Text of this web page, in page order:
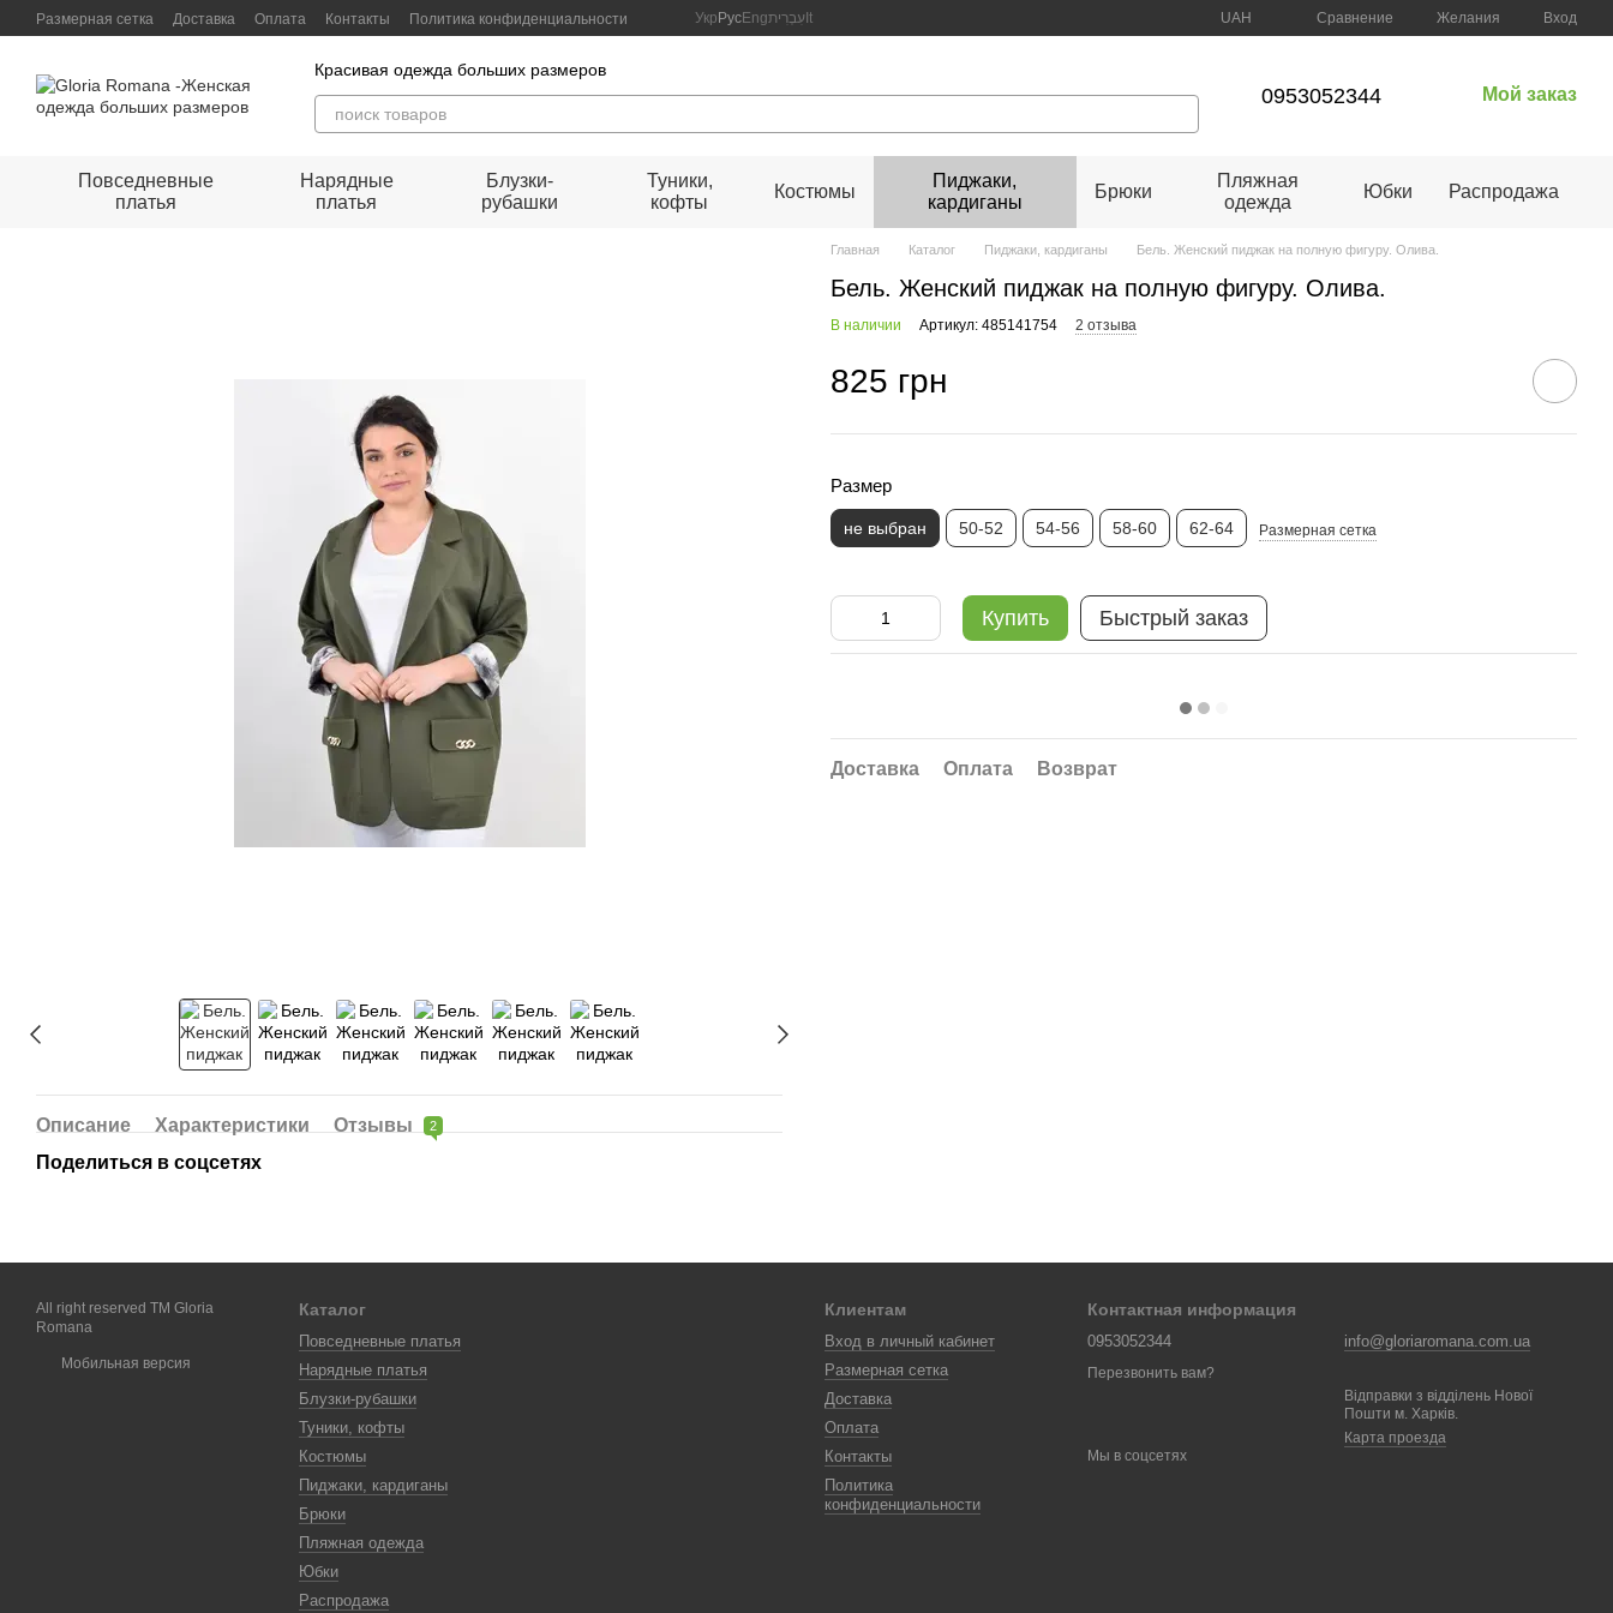
Перейти к основному контенту
Размерная сетка Доставка Оплата Контакты Политика конфиденциальности Укр РусEngעִבְרִית It UAH Сравнение Желания Вход
Красивая одежда больших размеров
0953052344 Мой заказ
Повседневные
платья
Нарядные
платья
Блузки-
рубашки
Туники,
кофты
Костюмы
Пиджаки,
кардиганы
Брюки
Пляжная
одежда
Юбки Распродажа
Описание Характеристики Отзывы 2
Поделиться в соцсетях
Главная Каталог Пиджаки, кардиганы Бель. Женский пиджак на полную фигуру. Олива.
Бель. Женский пиджак на полную фигуру. Олива.
В наличии Артикул: 485141754 2 отзыва
825 грн
Размер
не выбран 50-52 54-56 58-60 62-64 Размерная сетка
Купить Быстрый заказ
Доставка Оплата Возврат
All right reserved TM Gloria
Romana
Мобильная версия
Каталог
Повседневные платья
Нарядные платья
Блузки-рубашки
Туники, кофты
Костюмы
Пиджаки, кардиганы
Брюки
Пляжная одежда
Юбки
Распродажа
Клиентам
Вход в личный кабинет
Размерная сетка
Доставка
Оплата
Контакты
Политика
конфиденциальности
Контактная информация
0953052344
Перезвонить вам?
info@gloriaromana.com.ua
Відправки з відділень Нової
Пошти м. Харків.
Карта проезда
Мы в соцсетях